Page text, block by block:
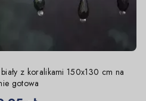
z koralikami 150x130 cm na
gotowa